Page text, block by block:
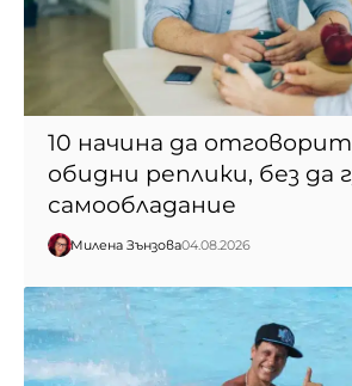
10 начина да
обидни реплики, без да
самообладание
Милена Зънзова04.08.2026